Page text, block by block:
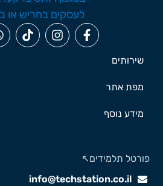
שירותים
מפת אתר
מידע נוסף
info@techstation.co.il
תלמידים↖️